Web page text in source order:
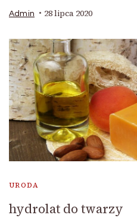
Admin 28 lipca 2020
URODA
hydrolat do twarzy